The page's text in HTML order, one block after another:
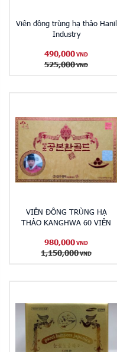
Viên đông trùng hạ thảo Hanil
Industry
490,000 VND
525,000 VND
VIÊN ĐÔNG TRÙNG HẠ
THẢO KANGHWA 60 VIÊN
980,000 VND
1,150,000 VND